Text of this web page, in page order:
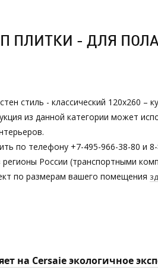
ПЛИТКИ - ДЛЯ
стиль - классический
из данной категории может
по телефону +7-495-966-38-80 и
России (транспортными
по размерам вашего помещения
на Cersaie экологичное